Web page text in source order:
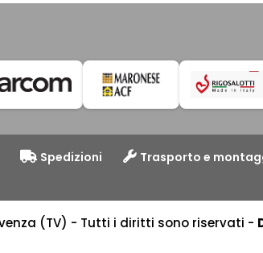
Spedizioni Trasporto e
(TV) - Tutti i diritti sono riservati -